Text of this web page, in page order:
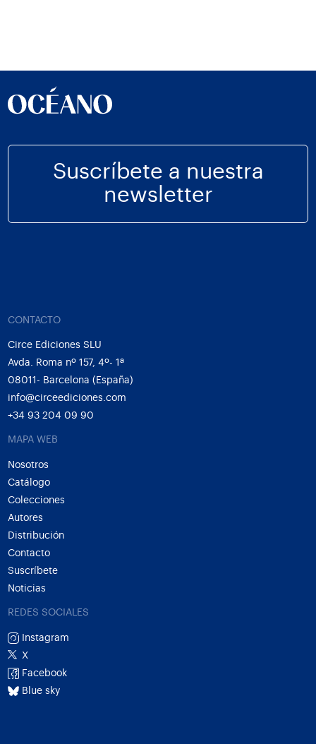
Suscríbete a nuestra
newsletter
CONTACTO
Circe Ediciones SLU
Avda. Roma nº 157, 4º- 1ª
08011- Barcelona (España)
info@circeediciones.com
+34 93 204 09 90
MAPA WEB
Nosotros
Catálogo
Colecciones
Autores
Distribución
Contacto
Suscríbete
Noticias
REDES SOCIALES
Instagram
X
Facebook
Blue sky